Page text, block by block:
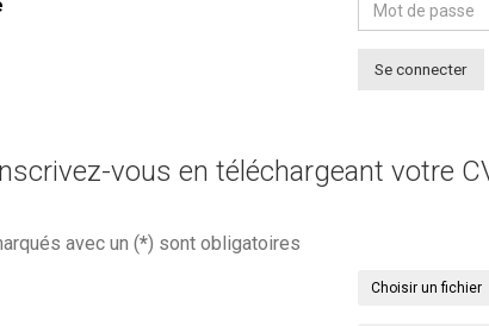
Se connecter
vous en téléchargeant votre
avec un (*) sont obligatoires
Choisir un fichier